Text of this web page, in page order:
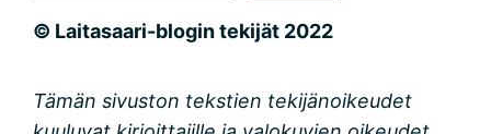
© Laitasaari-blogin tekijät 2022
Tämän sivuston tekstien tekijänoikeudet